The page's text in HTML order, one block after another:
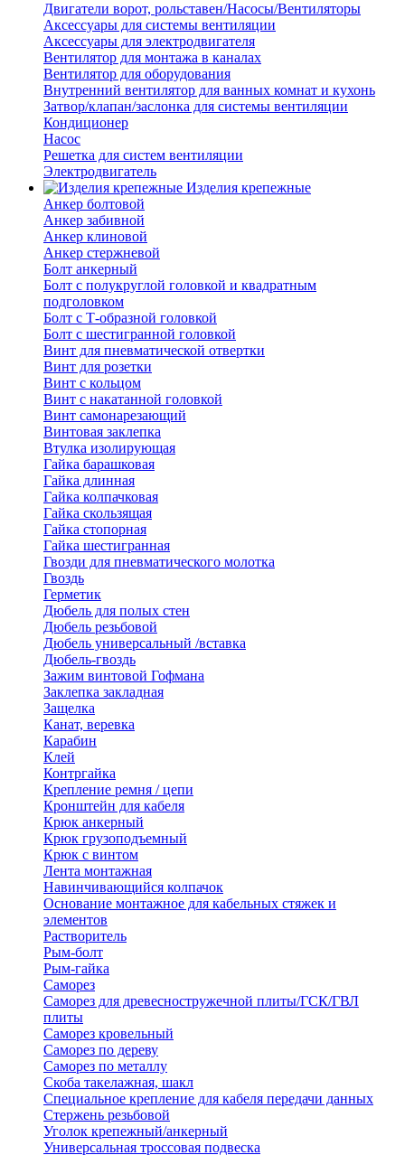
Двигатели ворот, рольставен/Насосы/Вентиляторы
Аксессуары для системы вентиляции
Аксессуары для электродвигателя
Вентилятор для монтажа в каналах
Вентилятор для оборудования
Внутренний вентилятор для ванных комнат и кухонь
Затвор/клапан/заслонка для системы вентиляции
Кондиционер
Насос
Решетка для систем вентиляции
Электродвигатель
Изделия крепежные
Анкер болтовой
Анкер забивной
Анкер клиновой
Анкер стержневой
Болт анкерный
Болт с полукруглой головкой и квадратным
подголовком
Болт с Т-образной головкой
Болт с шестигранной головкой
Винт для пневматической отвертки
Винт для розетки
Винт с кольцом
Винт с накатанной головкой
Винт самонарезающий
Винтовая заклепка
Втулка изолирующая
Гайка барашковая
Гайка длинная
Гайка колпачковая
Гайка скользящая
Гайка стопорная
Гайка шестигранная
Гвозди для пневматического молотка
Гвоздь
Герметик
Дюбель для полых стен
Дюбель резьбовой
Дюбель универсальный /вставка
Дюбель-гвоздь
Зажим винтовой Гофмана
Заклепка закладная
Защелка
Канат, веревка
Карабин
Клей
Контргайка
Крепление ремня / цепи
Кронштейн для кабеля
Крюк анкерный
Крюк грузоподъемный
Крюк с винтом
Лента монтажная
Навинчивающийся колпачок
Основание монтажное для кабельных стяжек и
элементов
Растворитель
Рым-болт
Рым-гайка
Саморез
Саморез для древесностружечной плиты/ГСК/ГВЛ
плиты
Саморез кровельный
Саморез по дереву
Саморез по металлу
Скоба такелажная, шакл
Специальное крепление для кабеля передачи данных
Стержень резьбовой
Уголок крепежный/анкерный
Универсальная троссовая подвеска